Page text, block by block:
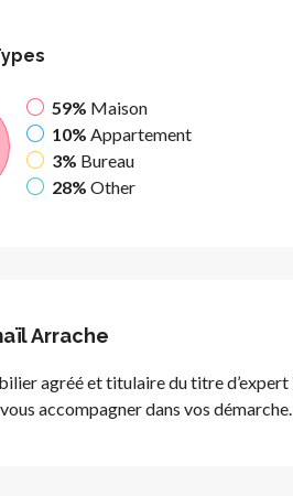
59% Maison
10% Appartement
3% Bureau
28% Other
Arrache
agréé et titulaire du titre
accompagner dans vos